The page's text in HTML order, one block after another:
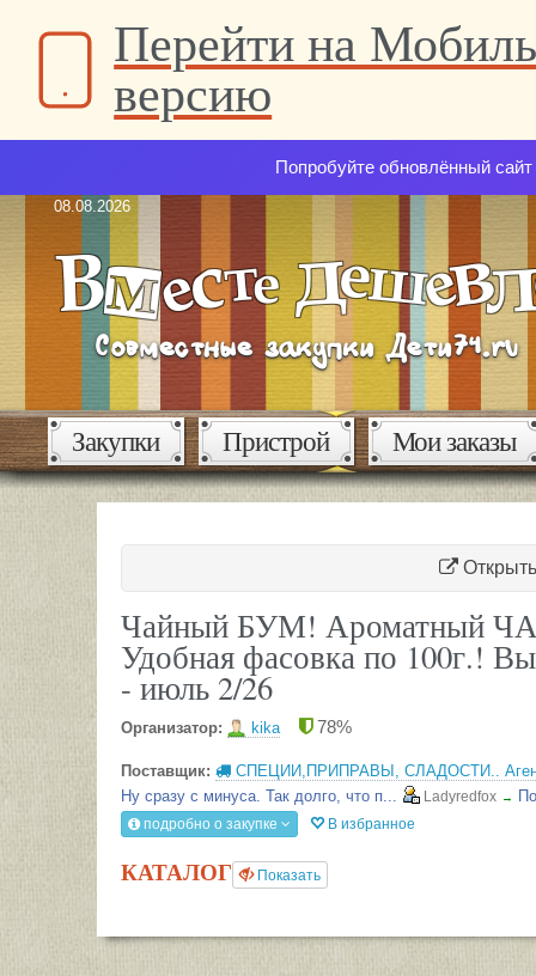
Перейти на
версию
Попробуйте обновлённый сайт
08.08.2026
Закупки Пристрой Мои заказы
Открыть
Чайный БУМ! Ароматный
Удобная фасовка по 100г.!
- июль 2/26
Организатор: kika 78%
Поставщик:
СПЕЦИИ,ПРИПРАВЫ, СЛАДОСТИ..
Ну сразу с минуса. Так долго, что п...
Ladyredfox →
Darya11 → Набор фрукты в шоколаде очень вксн...
подробно о закупке В избранное
КАТАЛОГ